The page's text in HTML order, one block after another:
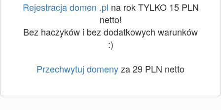
Rejestracja domen .pl na rok TYLKO 15 PLN
netto!
Bez haczyków i bez dodatkowych warunków
:)
Przechwytuj domenyza 29 PLN netto